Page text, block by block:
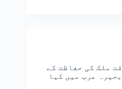
ملک کی حفاظت کے
عرب میں کیا